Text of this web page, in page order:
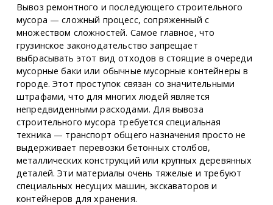
Вывоз ремонтного и последующего строительного
мусора — сложный процесс, сопряженный с
множеством сложностей. Самое главное, что
грузинское законодательство запрещает
выбрасывать этот вид отходов в стоящие в очереди
мусорные баки или обычные мусорные контейнеры в
городе. Этот проступок связан со значительными
штрафами, что для многих людей является
непредвиденными расходами. Для вывоза
строительного мусора требуется специальная
техника — транспорт общего назначения просто не
выдерживает перевозки бетонных столбов,
металлических конструкций или крупных деревянных
деталей. Эти материалы очень тяжелые и требуют
специальных несущих машин, экскаваторов и
контейнеров для хранения.